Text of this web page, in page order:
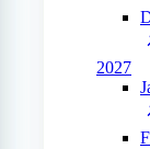
2027